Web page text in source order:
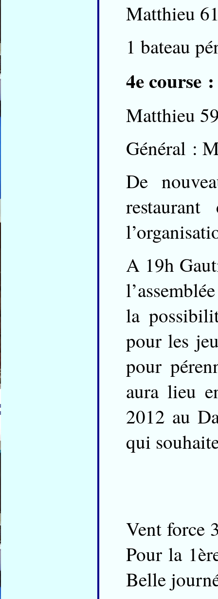
Matthieu
1 bateau
4e course
Matthieu
Général :
De
A 19h
la
pour les
pour
aura lieu
2012 au
qui
Vent force
Pour la
Belle